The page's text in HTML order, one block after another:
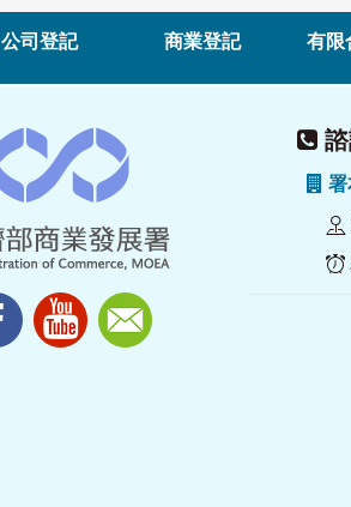
公司登記 商業登記 有限
諮